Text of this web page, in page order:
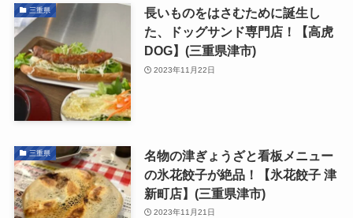
三重県
長いものをはさむために誕生し
た、ドッグサンド専門店！【高虎
DOG】(三重県津市)
2023年11月22日
三重県
名物の津ぎょうざと看板メニュー
の氷花餃子が絶品！【氷花餃子 津
新町店】(三重県津市)
2023年11月21日